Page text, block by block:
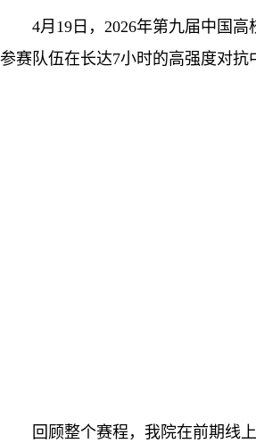
4月19日 ， 2026年第九届中国
参赛队伍在长达7小时的高强度对
回顾整个赛程，我院在前期线